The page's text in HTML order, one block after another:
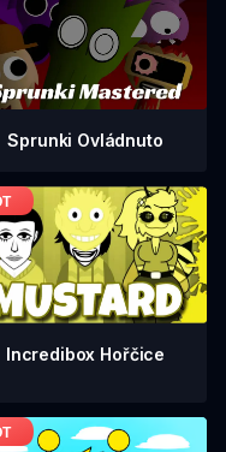
Sprunki Ovládnuto
Incredibox Hořčice